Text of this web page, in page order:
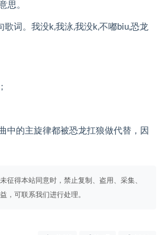
思。
词。我没k,我泳,我没k,不嘟biu,恐龙
中的主旋律都被恐龙扛狼做代替，因
征得本站同意时，禁止复制、盗用、采集、
，可联系我们进行处理。